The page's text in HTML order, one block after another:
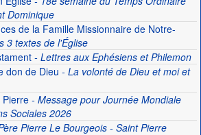
Dominique
de la Famille Missionnaire de Notre-
3 textes de l'Église
- Lettres aux Ephésiens et Philemon
don de Dieu - La volonté de Dieu et moi et
- Message pour Journée Mondiale
Sociales 2026
Pierre Le Bourgeois - Saint Pierre